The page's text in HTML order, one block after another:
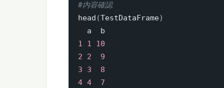
#内容確認
head (TestDataFrame)
1
1
10
2
2
9
3
3
8
4 4
7